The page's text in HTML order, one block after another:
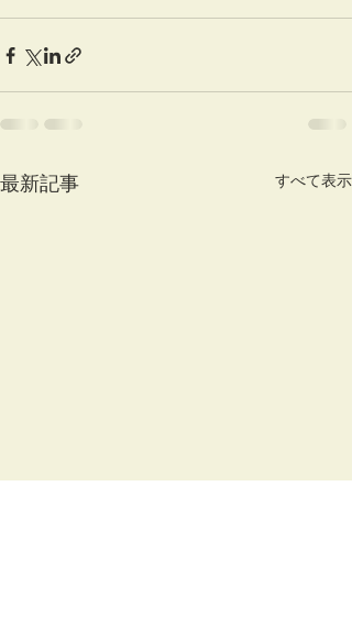
最新記事 すべて表示